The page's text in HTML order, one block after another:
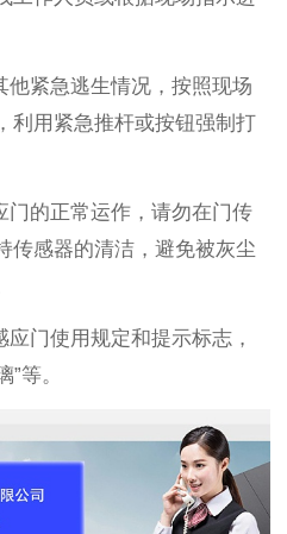
他紧急逃生情况，按照现场
利用紧急推杆或按钮强制打
门的正常运作，请勿在门传
传感器的清洁，避免被灰尘
门使用规定和提示标志，
等。